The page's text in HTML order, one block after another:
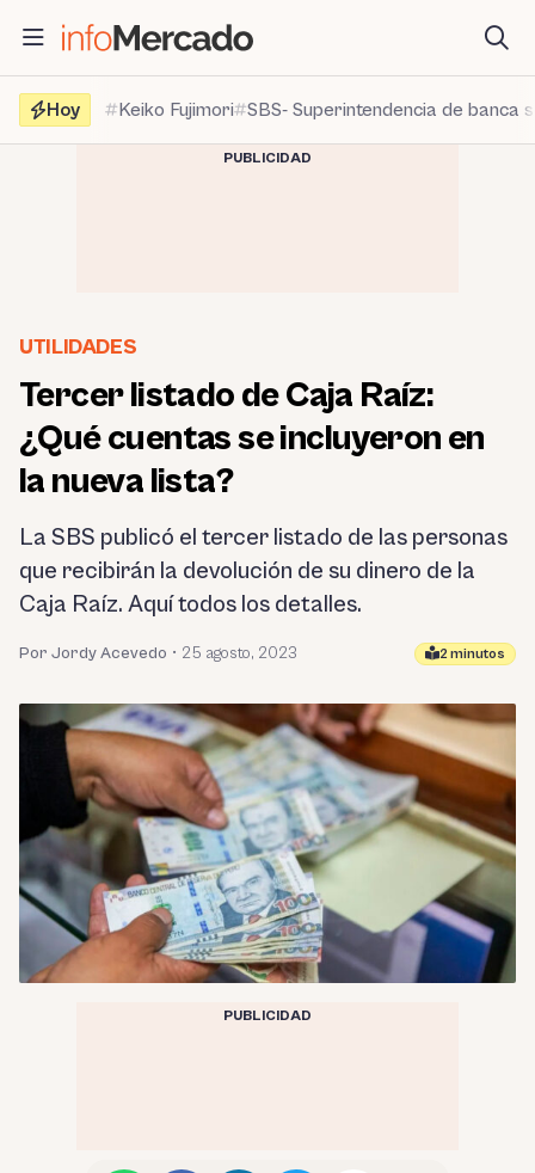
contenido
Hoy
Keiko Fujimori SBS- Superintendencia de banca
PUBLICIDAD
UTILIDADES
Tercer listado de Caja Raíz:
¿Qué cuentas se incluyeron en
la nueva lista?
La SBS publicó el tercer listado de las personas
que recibirán la devolución de su dinero de la
Caja Raíz. Aquí todos los detalles.
Por Jordy Acevedo • 25 agosto, 2023 2 minutos
PUBLICIDAD